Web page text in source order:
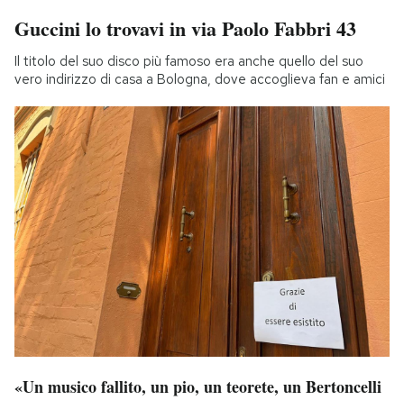
Guccini lo trovavi in via Paolo Fabbri 43
Il titolo del suo disco più famoso era anche quello del suo
vero indirizzo di casa a Bologna, dove accoglieva fan e amici
«Un musico fallito, un pio, un teorete, un Bertoncelli